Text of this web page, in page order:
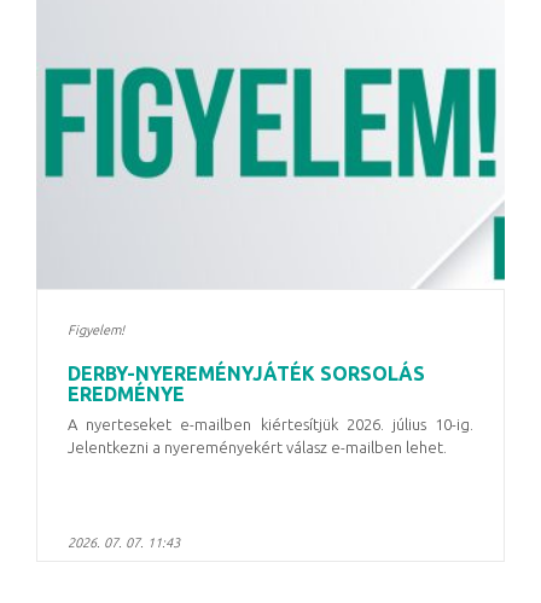
Figyelem!
DERBY-NYEREMÉNYJÁTÉK SORSOLÁS
EREDMÉNYE
A nyerteseket e-mailben kiértesítjük 2026. július 10-ig.
Jelentkezni a nyereményekért válasz e-mailben lehet.
2026. 07. 07. 11:43